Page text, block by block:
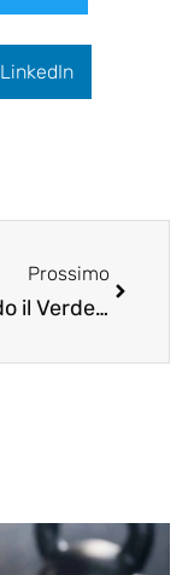
LinkedIn
Prossimo
Elevando il Verde: Il Viaggio dell’Abbigliamento Cannabis dalla Controcultura alla Passerella